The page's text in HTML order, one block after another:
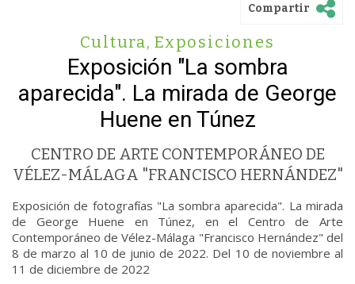
Compartir
Cultura, Exposiciones
Exposición "La sombra
aparecida". La mirada de George
Huene en Túnez
CENTRO DE ARTE CONTEMPORÁNEO DE
VÉLEZ-MÁLAGA "FRANCISCO HERNÁNDEZ"
Exposición de fotografías "La sombra aparecida". La mirada
de George Huene en Túnez, en el Centro de Arte
Contemporáneo de Vélez-Málaga "Francisco Hernández" del
8 de marzo al 10 de junio de 2022. Del 10 de noviembre al
11 de diciembre de 2022